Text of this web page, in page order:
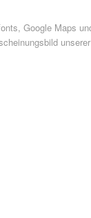
Google Maps